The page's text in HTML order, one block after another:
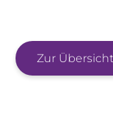
Zur Übersicht